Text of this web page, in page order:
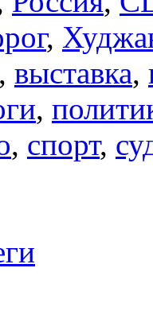
,
, выставка,
,
, спорт,